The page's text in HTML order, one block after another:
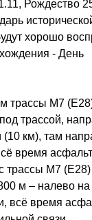
Рождество
хорошо
- День
трассы М7
трассой,
км), там
время
трассы М7
м – налево на
всё время